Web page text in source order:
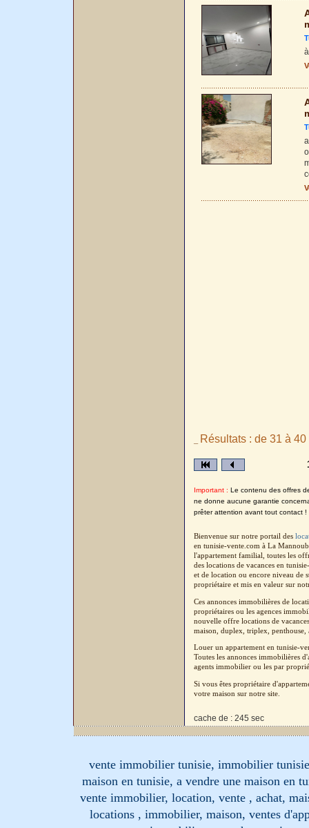
Résultats : de 31 à
Important : Le contenu des offres
ne donne aucune garantie
prêter attention avant tout contact !
Bienvenue sur notre portail des
en tunisie-vente.com à La
l'appartement familial, toutes les
des locations de vacances en
et de location ou encore niveau de
propriétaire et mis en valeur sur
Ces annonces immobilières de
propriétaires ou les agences
nouvelle offre locations de
maison, duplex, triplex, penthouse,
Louer un appartement en tunisie-
Toutes les annonces immobilières
agents immobilier ou les par
Si vous êtes propriétaire
votre maison sur notre site.
cache de : 245 sec
vente immobilier tunisie, immobilier
maison en tunisie, a vendre une maison en
vente immobilier, location, vente , achat,
locations , immobilier, maison, ventes